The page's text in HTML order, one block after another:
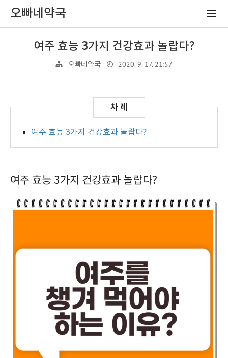
오빠네약국
여주 효능 3가지 건강효과 놀랍다?
오빠네약국 2020. 9. 17. 21:57
여주 효능 3가지 건강효과 놀랍다?
여주 효능 3가지 건강효과 놀랍다?